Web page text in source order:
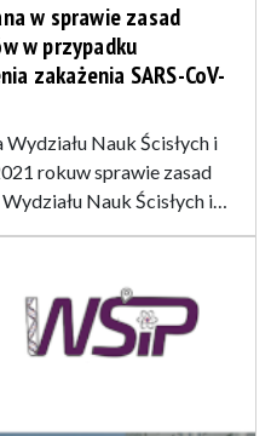
w sprawie zasad
w przypadku
zakażenia SARS-CoV-
Nauk Ścisłych i
rokuw sprawie zasad
Nauk Ścisłych i…